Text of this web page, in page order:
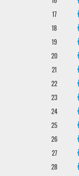
17
18
19
20
21
22
23
24
25
26
27
28